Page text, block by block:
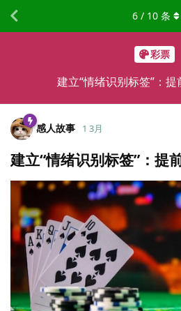
彩票
建立“情绪识别标签”：
6 / 10 条
感人故事 1 3月
建立“情绪识别标签”：提